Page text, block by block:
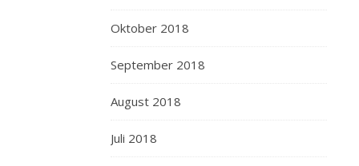
Oktober 2018
September 2018
August 2018
Juli 2018